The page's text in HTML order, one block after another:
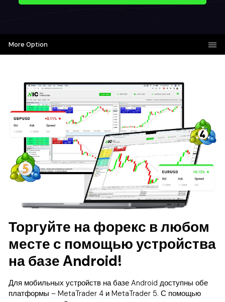
More Option
Торгуйте на форекс в любом
месте с помощью устройства
на базе Android!
Для мобильных устройств на базе Android доступны обе
платформы – MetaTrader 4 и MetaTrader 5. С помощью